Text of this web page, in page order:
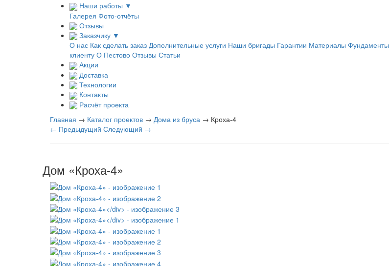
Наши работы ▼
Галерея Фото-отчёты
Отзывы
Заказчику ▼
О нас Как сделать заказ Дополнительные услуги Наши бригады Гарантии Материалы Фундаменты
клиенту О Пестово Отзывы Статьи
Акции
Доставка
Технологии
Контакты
Расчёт проекта
Главная → Каталог проектов → Дома из бруса → Кроха-4
← Предыдущий Следующий →
Дом «Кроха-4»